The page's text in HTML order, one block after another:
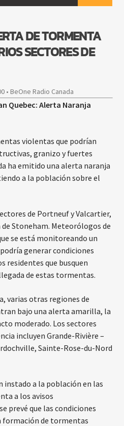
DE TORMENTA
SECTORES DE
• BeOne Radio Canada
Quebec: Alerta Naranja
violentas que podrían
granizo y fuertes
ha emitido una alerta naranja
a la población sobre el
de Portneuf y Valcartier,
Stoneham. Meteorólogos de
se está monitoreando un
generar condiciones
residentes que busquen
de estas tormentas.
varias otras regiones de
bajo una alerta amarilla, la
moderado. Los sectores
incluyen Grande-Rivière –
Sainte-Rose-du-Nord
instado a la población en las
a los avisos
prevé que las condiciones
formación de tormentas